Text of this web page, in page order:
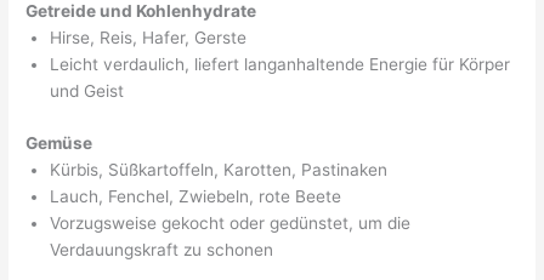
Getreide und Kohlenhydrate
Hirse, Reis, Hafer, Gerste
Leicht verdaulich, liefert langanhaltende Energie für Körper
und Geist
Gemüse
Kürbis, Süßkartoffeln, Karotten, Pastinaken
Lauch, Fenchel, Zwiebeln, rote Beete
Vorzugsweise gekocht oder gedünstet, um die
Verdauungskraft zu schonen